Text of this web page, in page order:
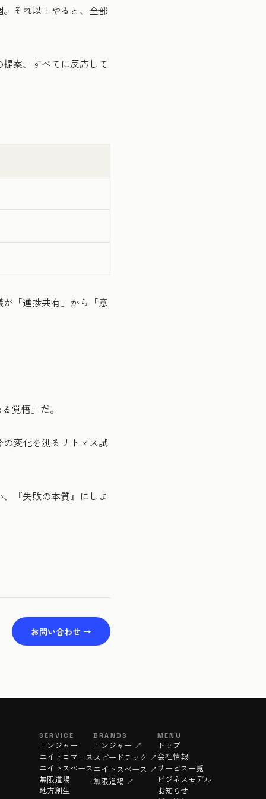
それ以上やると、全部
案、すべてに反応して
「進捗共有」から「意
覚悟」だ。
変化を測るリトマス試
『失敗の本質』にしよ
お問い合わせ →
SERVICE
エンジャー
エイトコマース
エイトスペース
無限道場
地方創生
BRANDS
エンジャー ↗
スピードテック ↗
エイトスペース ↗
無限道場 ↗
MENU
トップ
会社情報
サービス一覧
ビジネスモデル
お知らせ